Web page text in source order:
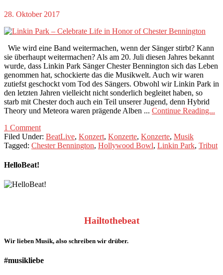
28. Oktober 2017
Wie wird eine Band weitermachen, wenn der Sänger stirbt? Kann
sie überhaupt weitermachen? Als am 20. Juli diesen Jahres bekannt
wurde, dass Linkin Park Sänger Chester Bennington sich das Leben
genommen hat, schockierte das die Musikwelt. Auch wir waren
zutiefst geschockt vom Tod des Sängers. Obwohl wir Linkin Park in
den letzten Jahren vielleicht nicht sonderlich begleitet haben, so
starb mit Chester doch auch ein Teil unserer Jugend, denn Hybrid
Theory und Meteora waren prägende Alben ... Continue Reading...
1 Comment
Filed Under: BeatLive, Konzert, Konzerte, Konzerte, Musik
Tagged: Chester Bennington, Hollywood Bowl, Linkin Park, Tribut
HelloBeat!
Hailtothebeat
Wir lieben Musik, also schreiben wir drüber.
#musikliebe